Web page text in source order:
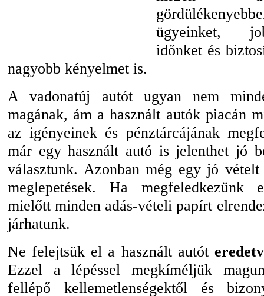
ügyeinket,
időnket és
nagyobb kényelmet is.
A vadonatúj autót ugyan nem
magának, ám a használt autók piacán
az igényeinek és pénztárcájának
már egy használt autó is jelenthet jó
választunk. Azonban még egy jó
meglepetések. Ha megfeledkezünk
mielőtt minden adás-vételi papírt
járhatunk.
Ne felejtsük el a használt autót
Ezzel a lépéssel megkíméljük
fellépő kellemetlenségektől és